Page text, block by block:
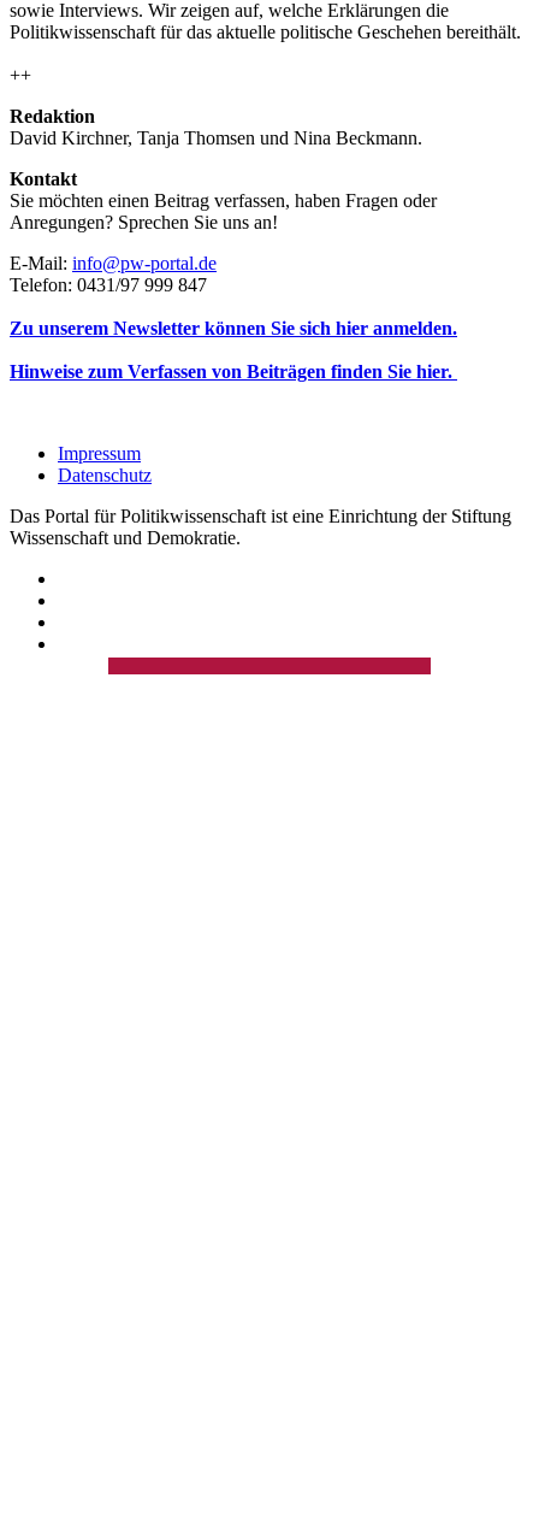
sowie Interviews. Wir zeigen auf, welche Erklärungen die
Politikwissenschaft für das aktuelle politische Geschehen bereithält.
++
Redaktion
David Kirchner, Tanja Thomsen und Nina Beckmann.
Kontakt
Sie möchten einen Beitrag verfassen, haben Fragen oder
Anregungen? Sprechen Sie uns an!
E-Mail: info@pw-portal.de
Telefon: 0431/97 999 847
Zu unserem Newsletter können Sie sich hier anmelden.
Hinweise zum Verfassen von Beiträgen finden Sie hier.
Impressum
Datenschutz
Das Portal für Politikwissenschaft ist eine Einrichtung der Stiftung
Wissenschaft und Demokratie.